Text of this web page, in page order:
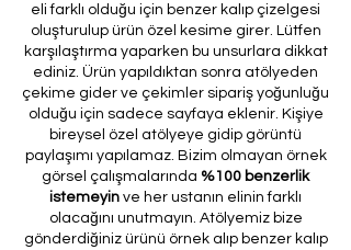
eli farklı olduğu için benzer kalıp çizelgesi
oluşturulup ürün özel kesime girer. Lütfen
karşılaştırma yaparken bu unsurlara dikkat
ediniz. Ürün yapıldıktan sonra atölyeden
çekime gider ve çekimler sipariş yoğunluğu
olduğu için sadece sayfaya eklenir. Kişiye
bireysel özel atölyeye gidip görüntü
paylaşımı yapılamaz. Bizim olmayan örnek
görsel çalışmalarında %100 benzerlik
istemeyin ve her ustanın elinin farklı
olacağını unutmayın. Atölyemiz bize
gönderdiğiniz ürünü örnek alıp benzer kalıp